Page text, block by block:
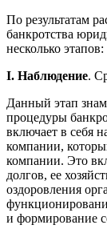
По результатам
банкротства
несколько этапов:
I. Наблюдение.
Данный этап
процедуры
включает в себя
компании,
компании. Это
долгов, ее
оздоровления
и формирование